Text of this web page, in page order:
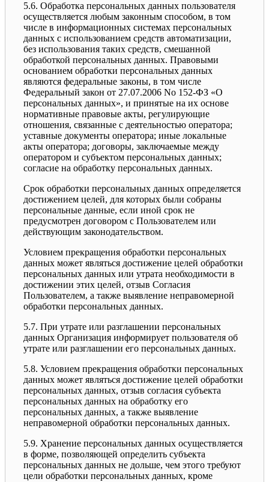
5.6. Обработка персональных данных пользователя
осуществляется любым законным способом, в том
числе в информационных системах персональных
данных с использованием средств автоматизации,
без использования таких средств, смешанной
обработкой персональных данных. Правовыми
основанием обработки персональных данных
являются федеральные законы, в том числе
Федеральный закон от 27.07.2006 No 152-ФЗ «О
персональных данных», и принятые на их основе
нормативные правовые акты, регулирующие
отношения, связанные с деятельностью оператора;
уставные документы оператора; иные локальные
акты оператора; договоры, заключаемые между
оператором и субъектом персональных данных;
согласие на обработку персональных данных.
Срок обработки персональных данных определяется
достижением целей, для которых были собраны
персональные данные, если иной срок не
предусмотрен договором с Пользователем или
действующим законодательством.
Условием прекращения обработки персональных
данных может являться достижение целей обработки
персональных данных или утрата необходимости в
достижении этих целей, отзыв Согласия
Пользователем, а также выявление неправомерной
обработки персональных данных.
5.7. При утрате или разглашении персональных
данных Организация информирует пользователя об
утрате или разглашении его персональных данных.
5.8. Условием прекращения обработки персональных
данных может являться достижение целей обработки
персональных данных, отзыв согласия субъекта
персональных данных на обработку его
персональных данных, а также выявление
неправомерной обработки персональных данных.
5.9. Хранение персональных данных осуществляется
в форме, позволяющей определить субъекта
персональных данных не дольше, чем этого требуют
цели обработки персональных данных, кроме